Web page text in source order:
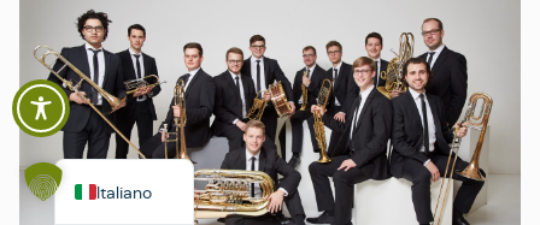
Italiano
Deutsch
English
Français
Español